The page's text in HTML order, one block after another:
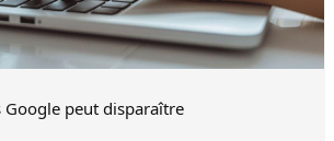
peut disparaître